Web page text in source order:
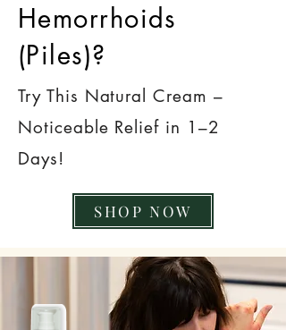
Hemorrhoids
(Piles)?
Try This Natural Cream –
Noticeable Relief in 1–2
Days!
SHOP NOW